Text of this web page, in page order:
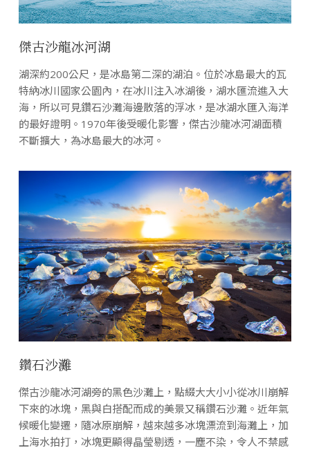
傑古沙龍冰河湖
湖深約200公尺，是冰島第二深的湖泊。位於冰島最大的瓦
特納冰川國家公園內，在冰川注入冰湖後，湖水匯流進入大
海，所以可見鑽石沙灘海邊散落的浮冰，是冰湖水匯入海洋
的最好證明。1970年後受暖化影響，傑古沙龍冰河湖面積
不斷擴大，為冰島最大的冰河。
鑽石沙灘
傑古沙龍冰河湖旁的黑色沙灘上，點綴大大小小從冰川崩解
下來的冰塊，黑與白搭配而成的美景又稱鑽石沙灘。近年氣
候暖化變遷，隨冰原崩解，越來越多冰塊漂流到海灘上，加
上海水拍打，冰塊更顯得晶瑩剔透，一塵不染，令人不禁感